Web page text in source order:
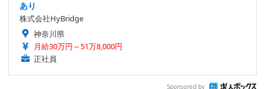
あり
株式会社HyBridge
神奈川県
月給30万円～51万8,000円
正社員
Sponsored by